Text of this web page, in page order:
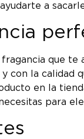
a
fragancia que
con la calidad
en la
para